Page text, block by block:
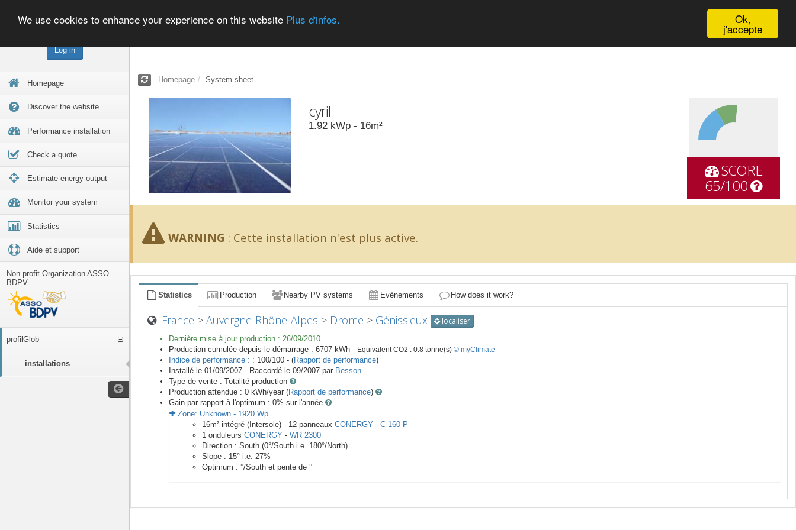
Log in
Homepage
Discover the website
Performance installation
Check a quote
Estimate energy output
Monitor your system
Statistics
Aide et support
Non profit Organization ASSO
BDPV
profilGlob
installations
Ok,
j'accepte
We use cookies to enhance your experience on this website Plus d'infos.
Homepage System sheet
cyril
1.92 kWp - 16m²
SCORE
65/100
WARNING : Cette installation n'est plus active.
Statistics Production Nearby PV systems Evènements How does it work?
France >Auvergne-Rhône-Alpes > Drome > Génissieux localiser
Dernière mise à jour production : 26/09/2010
Production cumulée depuis le démarrage : 6707 kWh - Equivalent CO2 : 0.8 tonne(s) © myClimate
Indice de performance : : 100/100 - (Rapport de performance)
Installé le 01/09/2007 - Raccordé le 09/2007 par Besson
Type de vente : Totalité production
Production attendue : 0 kWh/year (Rapport de performance)
Gain par rapport à l'optimum : 0% sur l'année
Zone: Unknown - 1920 Wp
16m² intégré (Intersole) - 12 panneaux CONERGY - C 160 P
1 onduleurs CONERGY - WR 2300
Direction : South (0°/South i.e. 180°/North)
Slope : 15° i.e. 27%
Optimum : °/South et pente de °